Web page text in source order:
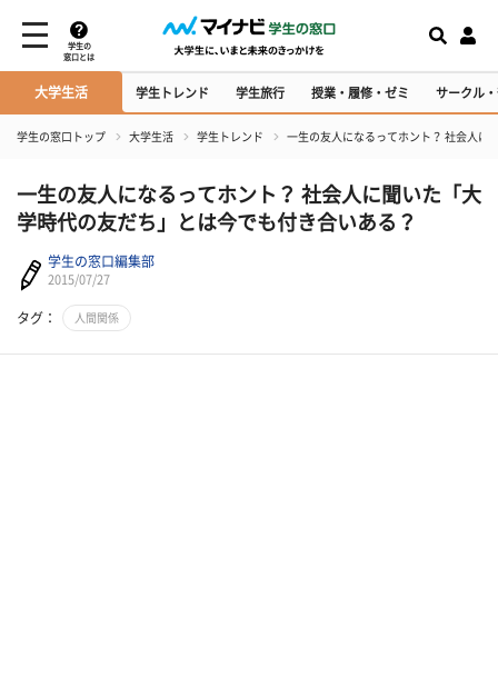
学生の
窓口とは
大学生活 学生トレンド 学生旅行 授業・履修・ゼミ サークル
学生の窓口トップ 大学生活 学生トレンド 一生の友人になるってホント？ 社会人に
一生の友人になるってホント？ 社会人に聞いた「大
学時代の友だち」とは今でも付き合いある？
学生の窓口編集部
2015/07/27
タグ： 人間関係